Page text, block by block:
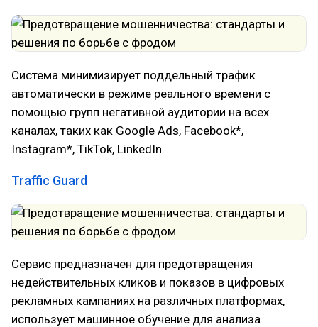
Система минимизирует поддельный трафик
автоматически в режиме реального времени с
помощью групп негативной аудитории на всех
каналах, таких как Google Ads, Facebook*,
Instagram*, TikTok, LinkedIn.
Traffic Guard
Сервис предназначен для предотвращения
недействительных кликов и показов в цифровых
рекламных кампаниях на различных платформах,
использует машинное обучение для анализа